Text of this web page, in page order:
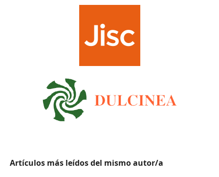
Artículos más leídos del mismo autor/a